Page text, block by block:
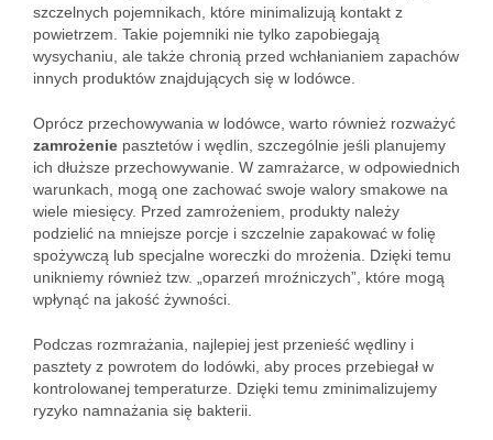
szczelnych pojemnikach, które minimalizują kontakt z
powietrzem. Takie pojemniki nie tylko zapobiegają
wysychaniu, ale także chronią przed wchłanianiem zapachów
innych produktów znajdujących się w lodówce.
Oprócz przechowywania w lodówce, warto również rozważyć
zamrożenie pasztetów i wędlin, szczególnie jeśli planujemy
ich dłuższe przechowywanie. W zamrażarce, w odpowiednich
warunkach, mogą one zachować swoje walory smakowe na
wiele miesięcy. Przed zamrożeniem, produkty należy
podzielić na mniejsze porcje i szczelnie zapakować w folię
spożywczą lub specjalne woreczki do mrożenia. Dzięki temu
unikniemy również tzw. „oparzeń mroźniczych”, które mogą
wpłynąć na jakość żywności.
Podczas rozmrażania, najlepiej jest przenieść wędliny i
pasztety z powrotem do lodówki, aby proces przebiegał w
kontrolowanej temperaturze. Dzięki temu zminimalizujemy
ryzyko namnażania się bakterii.